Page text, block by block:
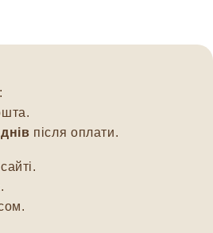
після оплати.